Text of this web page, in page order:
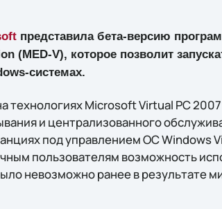
представила бета-версию
(MED-V), которое позволит
системах.
технологиях Microsoft Virtual PC
и централизованного
под управлением ОС Windows
пользователям возможность
невозможно ранее в результате